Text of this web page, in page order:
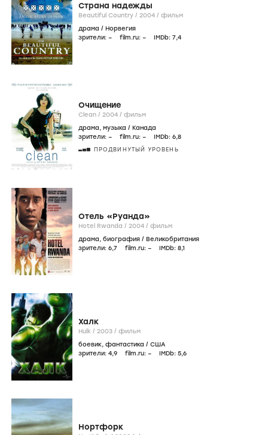
Страна надежды
Beautiful Country / 2004 / фильм
драма / Норвегия
зрители: – film.ru: – IMDb: 7,4
Очищение
Clean / 2004 / фильм
драма, музыка / Канада
зрители: – film.ru: – IMDb: 6,8
ПРОДВИНУТЫЙ УРОВЕНЬ
Отель «Руанда»
Hotel Rwanda / 2004 / фильм
драма, биография / Великобритания
зрители: 6,7 film.ru: – IMDb: 8,1
Халк
Hulk / 2003 / фильм
боевик, фантастика / США
зрители: 4,9 film.ru: – IMDb: 5,6
Нортфорк